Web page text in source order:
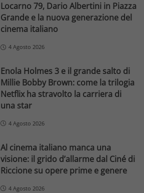
Locarno 79, Dario Albertini in Piazza
Grande e la nuova generazione del
cinema italiano
4 Agosto 2026
Enola Holmes 3 e il grande salto di
Millie Bobby Brown: come la trilogia
Netflix ha stravolto la carriera di
una star
4 Agosto 2026
Al cinema italiano manca una
visione: il grido d’allarme dal Ciné di
Riccione su opere prime e genere
4 Agosto 2026